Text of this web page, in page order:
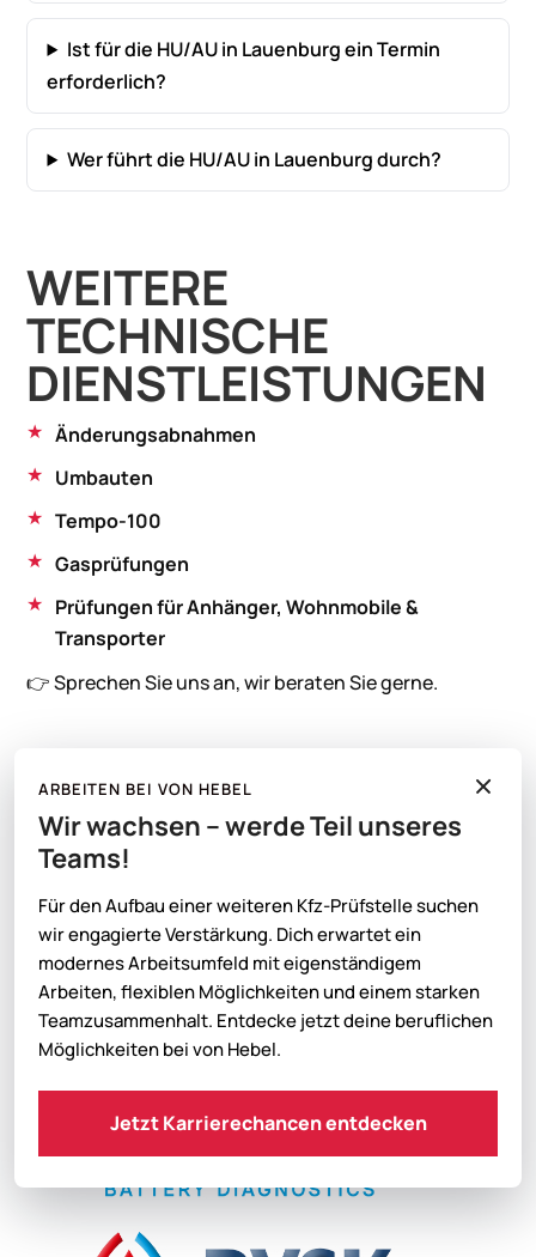
Ist für die HU/AU in Lauenburg ein Termin
erforderlich?
Wer führt die HU/AU in Lauenburg durch?
WEITERE
TECHNISCHE
DIENSTLEISTUNGEN
Änderungsabnahmen
Umbauten
Tempo-100
Gasprüfungen
Prüfungen für Anhänger, Wohnmobile &
Transporter
👉 Sprechen Sie uns an, wir beraten Sie gerne.
ARBEITEN BEI VON HEBEL
Wir wachsen – werde Teil unseres
Teams!
Für den Aufbau einer weiteren Kfz-Prüfstelle suchen
wir engagierte Verstärkung. Dich erwartet ein
modernes Arbeitsumfeld mit eigenständigem
Arbeiten, flexiblen Möglichkeiten und einem starken
Teamzusammenhalt. Entdecke jetzt deine beruflichen
Möglichkeiten bei von Hebel.
Jetzt Karrierechancen entdecken
Unsere Partner